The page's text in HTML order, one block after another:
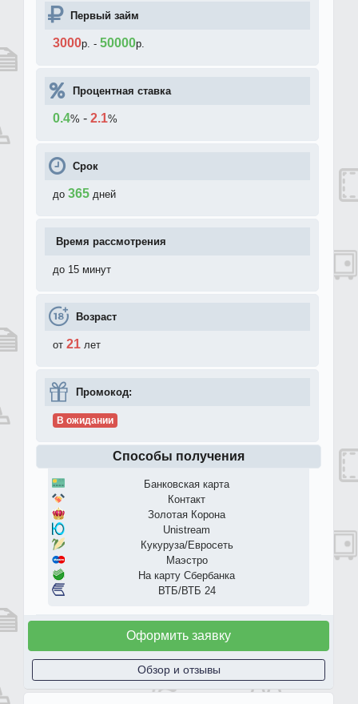
Первый займ
3000р. - 50000р.
Процентная ставка
0.4% - 2.1%
Срок
до 365 дней
Время рассмотрения
до 15 минут
Возраст
от 21 лет
Промокод:
В ожидании
Способы получения
Банковская карта
Контакт
Золотая Корона
Unistream
Кукуруза/Евросеть
Маэстро
На карту Сбербанка
ВТБ/ВТБ 24
Оформить заявку
Обзор и отзывы